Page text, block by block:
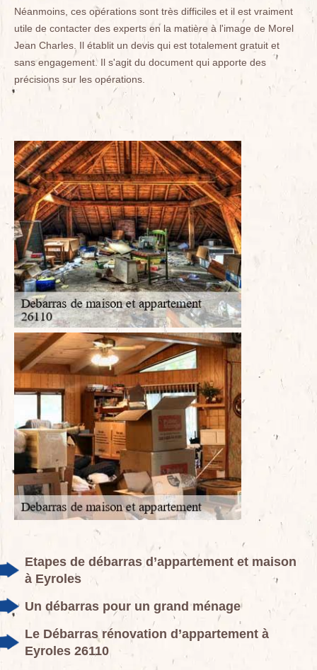
Néanmoins, ces opérations sont très difficiles et il est vraiment
utile de contacter des experts en la matière à l'image de Morel
Jean Charles. Il établit un devis qui est totalement gratuit et
sans engagement. Il s'agit du document qui apporte des
précisions sur les opérations.
Etapes de débarras d’appartement et maison
à Eyroles
Un débarras pour un grand ménage
Le Débarras rénovation d’appartement à
Eyroles 26110